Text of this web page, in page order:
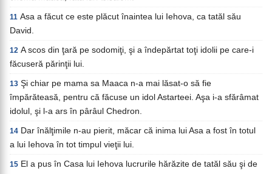
11 Asa a făcut ce este plăcut înaintea lui Iehova, ca tatăl său
David.
12 A scos din ţară pe sodomiţi, şi a îndepărtat toţi idolii pe care-i
făcuseră părinţii lui.
13 Şi chiar pe mama sa Maaca n-a mai lăsat-o să fie
împărăteasă, pentru că făcuse un idol Astarteei. Aşa i-a sfărâmat
idolul, şi l-a ars în pârâul Chedron.
14 Dar înălţimile n-au pierit, măcar că inima lui Asa a fost în totul
a lui Iehova în tot timpul vieţii lui.
15 El a pus în Casa lui Iehova lucrurile hărăzite de tatăl său şi de